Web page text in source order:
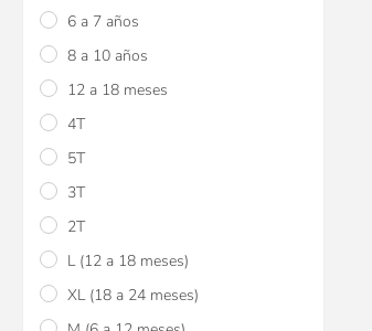
6 a 7 años
8 a 10 años
12 a 18 meses
4T
5T
3T
2T
L (12 a 18 meses)
XL (18 a 24 meses)